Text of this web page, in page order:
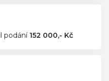
podání 152 000,- Kč